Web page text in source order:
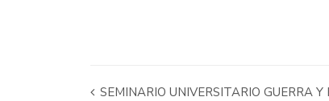
SEMINARIO UNIVERSITARIO GUERRA